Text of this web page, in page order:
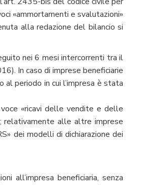
«ammortamenti e svalutazioni»
alla redazione del bilancio si
nei 6 mesi intercorrenti tra il
In caso di imprese beneficiarie
periodo in cui l’impresa è stata
«ricavi delle vendite e delle
relativamente alle altre imprese
dei modelli di dichiarazione dei
all’impresa beneficiaria, senza